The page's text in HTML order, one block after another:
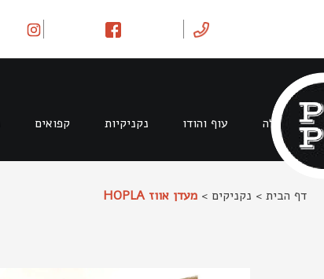
בקר וטלה עוף והודו נקניקיות קפואים
דף הבית > נקניקים > מעדן אווז HOPLA